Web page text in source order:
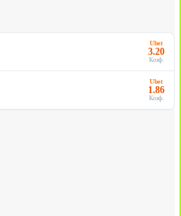
Ubet
3.20
Коэф.
Ubet
1.86
Коэф.